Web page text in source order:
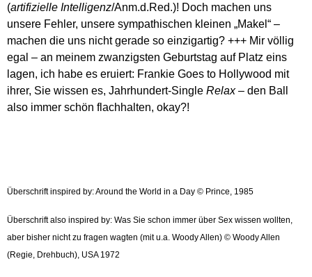
(artifizielle Intelligenz/Anm.d.Red.)! Doch machen uns
unsere Fehler, unsere sympathischen kleinen „Makel“ –
machen die uns nicht gerade so einzigartig? +++ Mir völlig
egal – an meinem zwanzigsten Geburtstag auf Platz eins
lagen, ich habe es eruiert: Frankie Goes to Hollywood mit
ihrer, Sie wissen es, Jahrhundert-Single Relax– den Ball
also immer schön flachhalten, okay?!
Überschrift inspired by: Around the World in a Day © Prince, 1985
Überschrift also inspired by: Was Sie schon immer über Sex wissen wollten,
aber bisher nicht zu fragen wagten (mit u.a. Woody Allen) © Woody Allen
(Regie, Drehbuch), USA 1972